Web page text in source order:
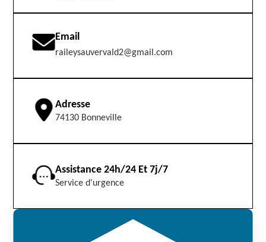
Email
raileysauvervald2@gmail.com
Adresse
74130 Bonneville
Assistance 24h/24 Et 7j/7
Service d'urgence